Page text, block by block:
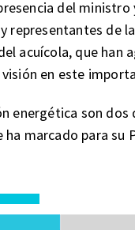
del
representantes de
acuícola, que han
en este
energética son
marcado para su